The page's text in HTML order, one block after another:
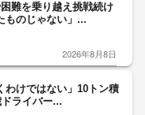
難を乗り越え挑戦続け
のじゃない」...
2026年8月8日
わけではない」10トン積
ライバー...